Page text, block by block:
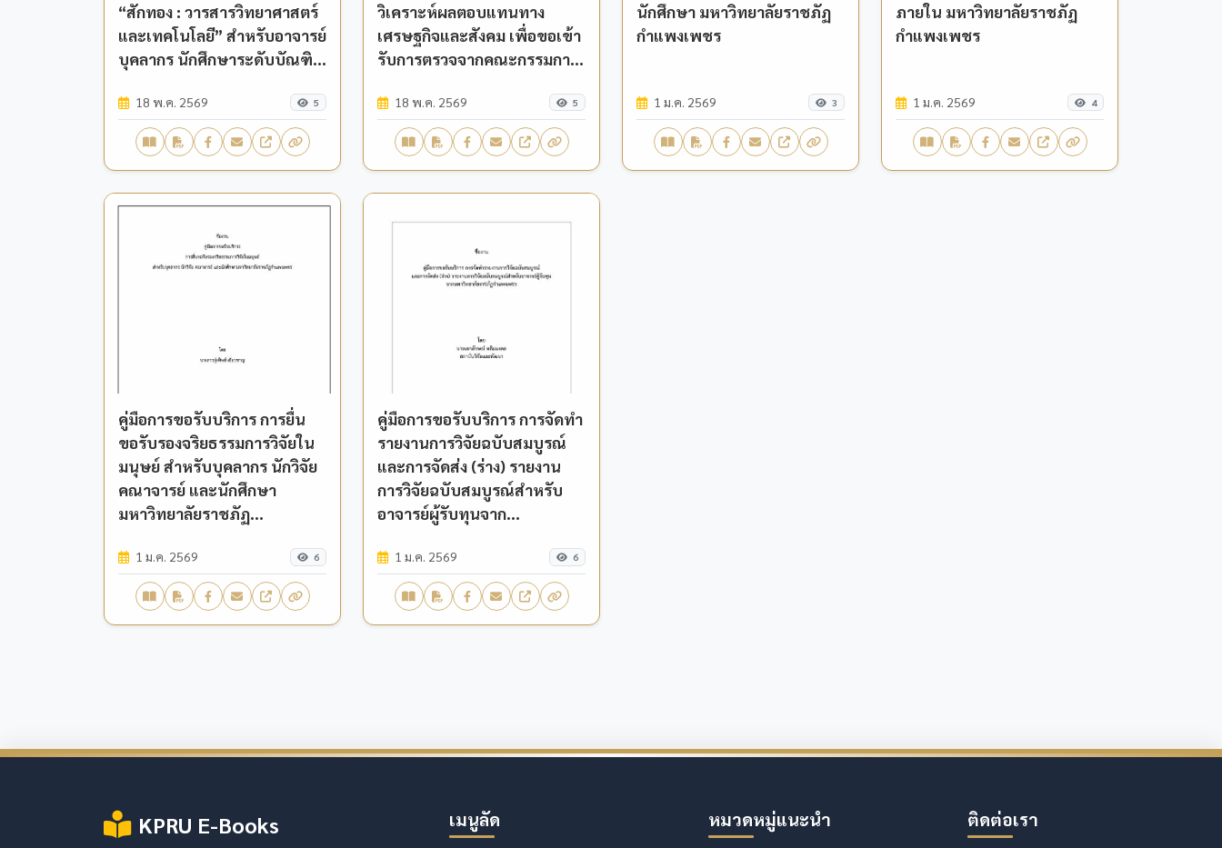
“สักทอง : วารสารวิทยาศาสตร์
และเทคโนโลยี” สำหรับอาจารย์
บุคลากร นักศึกษาระดับบัณฑิต
ราชภัฏกำแพงเพชร
18 พ.ค. 2569 5
วิเคราะห์ผลตอบแทนทาง
เศรษฐกิจและสังคม เพื่อขอเข้า
รับการตรวจจากคณะกรรมการ
การวิเคราะห์ (SROI) (สำหรับ
อาจารย์/บุคลากร KPRU)”
18 พ.ค. 2569 5
นักศึกษา มหาวิทยาลัยราชภัฏ
กำแพงเพชร
1 ม.ค. 2569 3
ภายใน มหาวิทยาลัยราชภัฏ
กำแพงเพชร
1 ม.ค. 2569 4
คู่มือการขอรับบริการ การยื่น
ขอรับรองจริยธรรมการวิจัยใน
มนุษย์ สำหรับบุคลากร นักวิจัย
คณาจารย์ และนักศึกษา
มหาวิทยาลัยราชภัฏ
1 ม.ค. 2569 6
คู่มือการขอรับบริการ การจัดทำ
รายงานการวิจัยฉบับสมบูรณ์
และการจัดส่ง (ร่าง) รายงาน
การวิจัยฉบับสมบูรณ์สำหรับ
อาจารย์ผู้รับทุนจาก
กำแพงเพชร
1 ม.ค. 2569 6
KPRU E-Books เมนูลัด หมวดหมู่แนะนำ ติดต่อเรา